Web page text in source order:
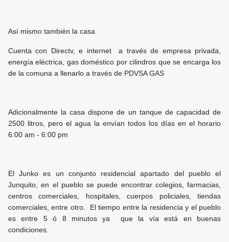
Así mismo también la casa
Cuenta con Directv, e internet a través de empresa privada,
energía eléctrica, gas doméstico por cilindros que se encarga los
de la comuna a llenarlo a través de PDVSA GAS
Adicionalmente la casa dispone de un tanque de capacidad de
2500 litros, pero el agua la envían todos los días en el horario
6:00 am - 6:00 pm
El Junko es un conjunto residencial apartado del pueblo el
Junquito, en el pueblo se puede encontrar colegios, farmacias,
centros comerciales, hospitales, cuerpos policiales, tiendas
comerciales, entre otro. El tiempo entre la residencia y el pueblo
es entre 5 ó 8 minutos ya que la vía está en buenas
condiciones.